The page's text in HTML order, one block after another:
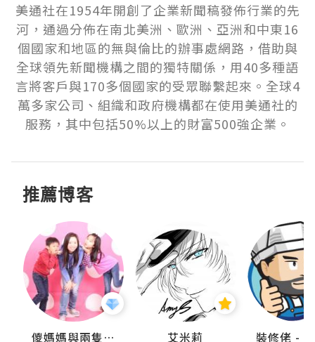
美通社在1954年開創了企業新聞稿發佈行業的先
河，通過分佈在南北美洲、歐洲、亞洲和中東16
個國家和地區的無與倫比的辦事處網路，借助與
全球領先新聞機構之間的獨特關係，用40多種語
言將客戶與170多個國家的受眾聯繫起來。全球4
萬多家公司、組織和政府機構都在使用美通社的
服務，其中包括50%以上的財富500強企業。
推薦博客
儍媽媽與兩隻小魔怪之家 艾米莉